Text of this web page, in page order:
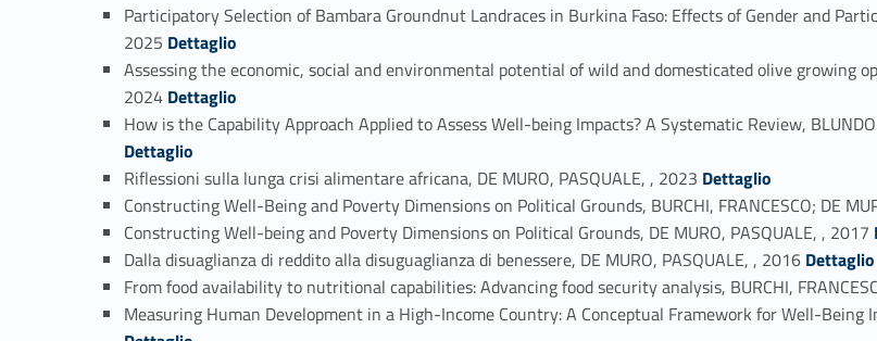
Participatory Selection of Bambara Groundnut Landraces in Burkina Faso: Effects of Gender and
2025 Link identifier #identifier_person_172030-1
Dettaglio
Assessing the economic, social and environmental potential of wild and domesticated olive growing
2024 Link identifier #identifier_person_173948-2
Dettaglio
How is the Capability Approach Applied to Assess Well-being Impacts? A Systematic Review,
Dettaglio
Riflessioni sulla lunga crisi alimentare africana, DE MURO, PASQUALE, , 2023 Link identifier #identifier_person_72130-4
Dettaglio
Constructing Well-Being and Poverty Dimensions on Political Grounds, BURCHI, FRANCESCO; DE
Constructing Well-being and Poverty Dimensions on Political Grounds, DE MURO, PASQUALE, , 2017 Link identifier
Dalla disuaglianza di reddito alla disuguaglianza di benessere, DE MURO, PASQUALE, , 2016 Link identifier #identifier_person_90417-7
Dettaglio
From food availability to nutritional capabilities: Advancing food security analysis, BURCHI,
Measuring Human Development in a High-Income Country: A Conceptual Framework for Well-Being